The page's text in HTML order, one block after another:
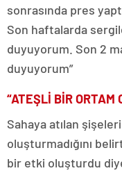
sonrasında pres
Son haftalarda
duyuyorum. Son 2
duyuyorum”
“ATEŞLİ BİR ORTAM
Sahaya atılan
oluşturmadığını
bir etki oluşturdu